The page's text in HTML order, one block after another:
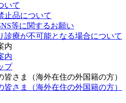
いて
止品について
等に関するお願い
診療が不可能となる場合について
内
内
プ
皆さま（海外在住の外国籍の方）
皆さま（海外在住の外国籍の方）